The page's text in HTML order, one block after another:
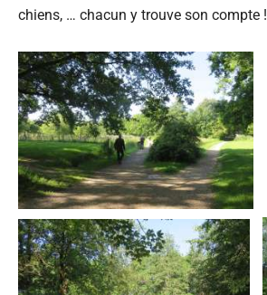
chiens, … chacun y trouve son compte !